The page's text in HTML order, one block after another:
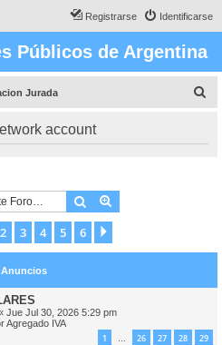
Identificarse
Registrarse
Públicos de Argentina
Jurada
account
Buscar
2 3 4 5 6
Anuncios
Jue Jul 30, 2026 5:29 pm
Agregado IVA
1 … 26 27 28 29